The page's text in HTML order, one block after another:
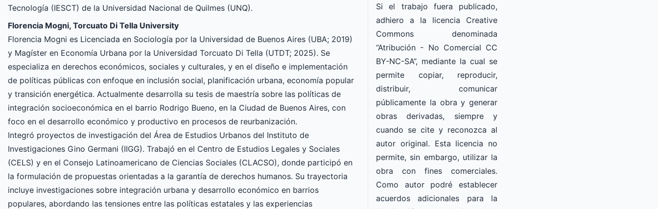
Tecnología (IESCT) de la Universidad Nacional de Quilmes (UNQ).
Florencia Mogni, Torcuato Di Tella University
Florencia Mogni es Licenciada en Sociología por la Universidad de Buenos Aires (UBA; 2019)
y Magíster en Economía Urbana por la Universidad Torcuato Di Tella (UTDT; 2025). Se
especializa en derechos económicos, sociales y culturales, y en el diseño e implementación
de políticas públicas con enfoque en inclusión social, planificación urbana, economía popular
y transición energética. Actualmente desarrolla su tesis de maestría sobre las políticas de
integración socioeconómica en el barrio Rodrigo Bueno, en la Ciudad de Buenos Aires, con
foco en el desarrollo económico y productivo en procesos de reurbanización.
Integró proyectos de investigación del Área de Estudios Urbanos del Instituto de
Investigaciones Gino Germani (IIGG). Trabajó en el Centro de Estudios Legales y Sociales
(CELS) y en el Consejo Latinoamericano de Ciencias Sociales (CLACSO), donde participó en
la formulación de propuestas orientadas a la garantía de derechos humanos. Su trayectoria
incluye investigaciones sobre integración urbana y desarrollo económico en barrios
populares, abordando las tensiones entre las políticas estatales y las experiencias
Si el trabajo fuera publicado,
adhiero a la licencia Creative
Commons denominada
“Atribución - No Comercial CC
BY-NC-SA”, mediante la cual se
permite copiar, reproducir,
distribuir, comunicar
públicamente la obra y generar
obras derivadas, siempre y
cuando se cite y reconozca al
autor original. Esta licencia no
permite, sin embargo, utilizar la
obra con fines comerciales.
Como autor podré establecer
acuerdos adicionales para la